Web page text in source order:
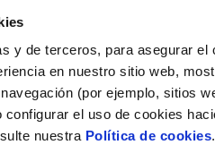
y de terceros, para asegurar
en nuestro sitio web,
(por ejemplo, sitios
configurar el uso de cookies
nuestra Política de cookies.